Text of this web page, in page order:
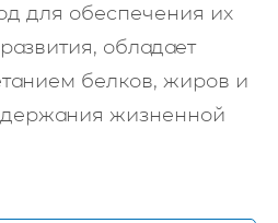
для обеспечения их
обладает
белков, жиров и
жизненной